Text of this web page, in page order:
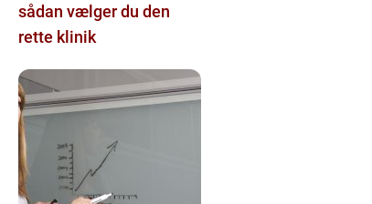
sådan vælger du den
rette klinik